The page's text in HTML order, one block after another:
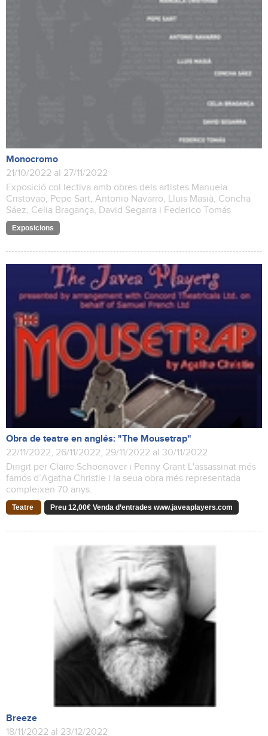
Monocromo
21/10/2022 al 27/11/2022
Exposició col.lectiva amb obres dels artistes Manuela
Cristovao, Pepe Sart, Antonio Navarro, Lluis Masià, Concha
Sáez, Celia Bragança, David Segarra i Federico Tomás
Exposicions
Obra de teatre en anglés: "The Mousetrap"
22/11/2022, 26/11/2022, 29/11/2022 al 30/11/2022
Dirigit per Claire Schoonover i Penny Grant L'assassinat més
famós d’Agatha Christie i la seua obra més representada
compleixen 70 anys.
Teatre Preu 12,00€ Venda d’entrades www.javeaplayers.com
Breeze
18/11/2022 al 23/12/2022